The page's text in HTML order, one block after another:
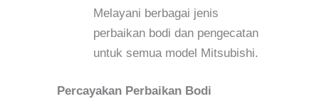
Melayani berbagai jenis
perbaikan bodi dan pengecatan
untuk semua model Mitsubishi.
Percayakan Perbaikan Bodi